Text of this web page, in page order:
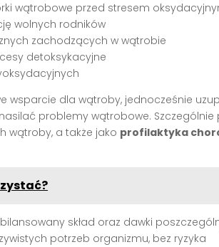
wątrobowe przed stresem
wolnych rodników
zachodzących w wątrobie
detoksykacyjne
wsparcie dla wątroby, jednocześnie
problemy wątrobowe. Szczególnie
wątroby, a także jako profilaktyka
skład oraz dawki
potrzeb organizmu, bez ryzyka